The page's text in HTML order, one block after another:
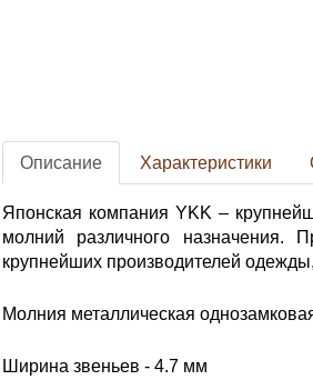
Описание Характеристики
Японская компания YKK –
молний различного назначения.
крупнейших производителей
Молния металлическая
Ширина звеньев - 4.7 мм